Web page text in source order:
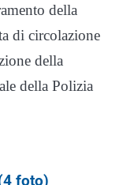
della
di circolazione
della
della Polizia
foto)